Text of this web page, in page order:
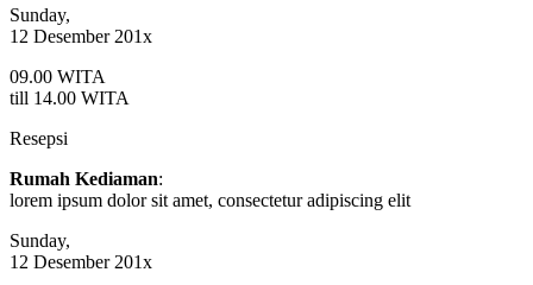
Sunday,
12 Desember 201x
09.00 WITA
till 14.00 WITA
Resepsi
Rumah Kediaman:
lorem ipsum dolor sit amet, consectetur adipiscing elit
Sunday,
12 Desember 201x